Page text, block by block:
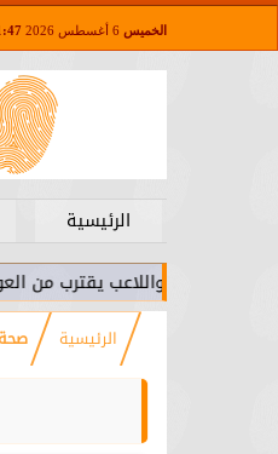
الخميس
الرئيسية
واللاعب يقترب من العودة إلى
الرئيسية